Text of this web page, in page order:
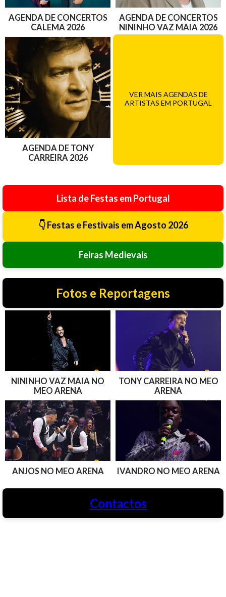
AGENDA DE CONCERTOS
CALEMA 2026
AGENDA DE CONCERTOS
NININHO VAZ MAIA 2026
AGENDA DE TONY
CARREIRA 2026
VER MAIS AGENDAS DE
ARTISTAS EM PORTUGAL
Lista de Festas em Portugal
👇 Festas e Festivais em Agosto 2026
Feiras Medievais
Fotos e Reportagens
NININHO VAZ MAIA NO
MEO ARENA
TONY CARREIRA NO MEO
ARENA
ANJOS NO MEO ARENA IVANDRO NO MEO ARENA
Contactos